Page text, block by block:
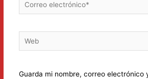
electrónico*
Web
Guarda mi nombre, correo electrónico